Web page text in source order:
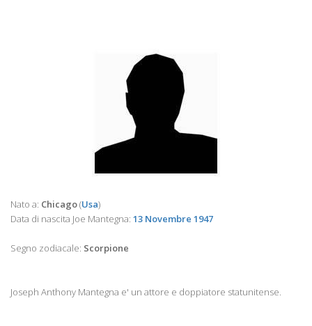
Nato a: Chicago(Usa)
Data di nascita Joe Mantegna: 13 Novembre 1947
Segno zodiacale: Scorpione
Joseph Anthony Mantegna e' un attore e doppiatore statunitense.